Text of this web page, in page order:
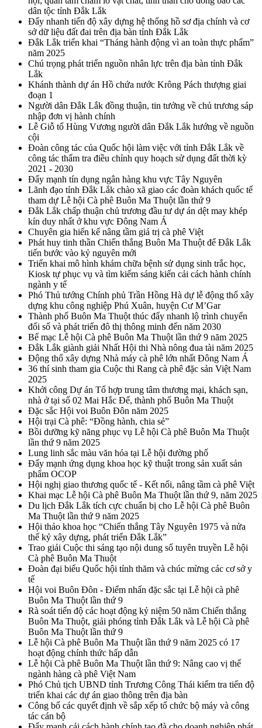
dân tộc tỉnh Đắk Lắk
Đẩy nhanh tiến độ xây dựng hệ thống hồ sơ địa chính và cơ
sở dữ liệu đất đai trên địa bàn tỉnh Đắk Lắk
Đắk Lắk triển khai “Tháng hành động vì an toàn thực phẩm”
năm 2025
Chú trọng phát triển nguồn nhân lực trên địa bàn tỉnh Đắk
Lắk
Khánh thành dự án Hồ chứa nước Krông Pách thượng giai
đoạn 1
Người dân Đắk Lắk đồng thuận, tin tưởng về chủ trương sáp
nhập đơn vị hành chính
Lễ Giỗ tổ Hùng Vương người dân Đắk Lắk hướng về nguồn
cội
Đoàn công tác của Quốc hội làm việc với tỉnh Đắk Lắk về
công tác thẩm tra điều chỉnh quy hoạch sử dụng đất thời kỳ
2021 - 2030
Đẩy mạnh tín dụng ngân hàng khu vực Tây Nguyên
Lãnh đạo tỉnh Đắk Lắk chào xã giao các đoàn khách quốc tế
tham dự Lễ hội Cà phê Buôn Ma Thuột lần thứ 9
Đắk Lắk chấp thuận chủ trương đầu tư dự án dệt may khép
kín duy nhất ở khu vực Đông Nam Á
Chuyên gia hiến kế nâng tầm giá trị cà phê Việt
Phát huy tinh thần Chiến thắng Buôn Ma Thuột để Đắk Lắk
tiến bước vào kỷ nguyên mới
Triển khai mô hình khám chữa bệnh sử dụng sinh trắc học,
Kiosk tự phục vụ và tìm kiếm sáng kiến cải cách hành chính
ngành y tế
Phó Thủ tướng Chính phủ Trần Hồng Hà dự lễ động thổ xây
dựng khu công nghiệp Phú Xuân, huyện Cư M’Gar
Thành phố Buôn Ma Thuột thúc đẩy nhanh lộ trình chuyển
đổi số và phát triển đô thị thông minh đến năm 2030
Bế mạc Lễ hội Cà phê Buôn Ma Thuột lần thứ 9 năm 2025
Đắk Lắk giành giải Nhất Hội thi Nhà nông đua tài năm 2025
Động thổ xây dựng Nhà máy cà phê lớn nhất Đông Nam Á
36 thí sinh tham gia Cuộc thi Rang cà phê đặc sản Việt Nam
2025
Khởi công Dự án Tổ hợp trung tâm thương mại, khách sạn,
nhà ở tại số 02 Mai Hắc Đế, thành phố Buôn Ma Thuột
Đặc sắc Hội voi Buôn Đôn năm 2025
Hội trại Cà phê: “Đồng hành, chia sẻ”
Bồi dưỡng kỹ năng phục vụ Lễ hội Cà phê Buôn Ma Thuột
lần thứ 9 năm 2025
Lung linh sắc màu văn hóa tại Lễ hội đường phố
Đẩy mạnh ứng dụng khoa học kỹ thuật trong sản xuất sản
phẩm OCOP
Hội nghị giao thương quốc tế - Kết nối, nâng tầm cà phê Việt
Khai mạc Lễ hội Cà phê Buôn Ma Thuột lần thứ 9, năm 2025
Du lịch Đắk Lắk tích cực chuẩn bị cho Lễ hội Cà phê Buôn
Ma Thuột lần thứ 9 năm 2025
Hội thảo khoa học “Chiến thắng Tây Nguyên 1975 và nửa
thế kỷ xây dựng, phát triển Đắk Lắk”
Trao giải Cuộc thi sáng tạo nội dung số tuyên truyền Lễ hội
Cà phê Buôn Ma Thuột
Đoàn đại biểu Quốc hội tỉnh thăm và chúc mừng các cơ sở y
tế
Hội voi Buôn Đôn - Điểm nhấn đặc sắc tại Lễ hội cà phê
Buôn Ma Thuột lần thứ 9
Rà soát tiến độ các hoạt động kỷ niệm 50 năm Chiến thắng
Buôn Ma Thuột, giải phóng tỉnh Đắk Lắk và Lễ hội Cà phê
Buôn Ma Thuột lần thứ 9
Lễ hội Cà phê Buôn Ma Thuột lần thứ 9 năm 2025 có 17
hoạt động chính thức hấp dẫn
Lễ hội Cà phê Buôn Ma Thuột lần thứ 9: Nâng cao vị thế
ngành hàng cà phê Việt Nam
Phó Chủ tịch UBND tỉnh Trương Công Thái kiểm tra tiến độ
triển khai các dự án giao thông trên địa bàn
Công bố các quyết định về sắp xếp tổ chức bộ máy và công
tác cán bộ